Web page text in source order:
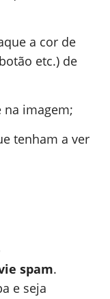
a cor de
etc.) de
na imagem;
tenham a ver
spam.
e seja